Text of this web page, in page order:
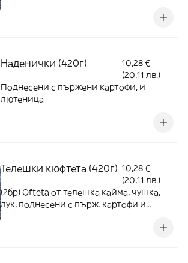
Наденички (420г)
10,28 €
(20,11 лв.)
Поднесени с пържени картофи, и
лютеница
Телешки кюфтета (420г) 10,28 €
(20,11 лв.)
(2бр) Qfteta от телешка кайма, чушка,
лук, поднесени с пърж. картофи и